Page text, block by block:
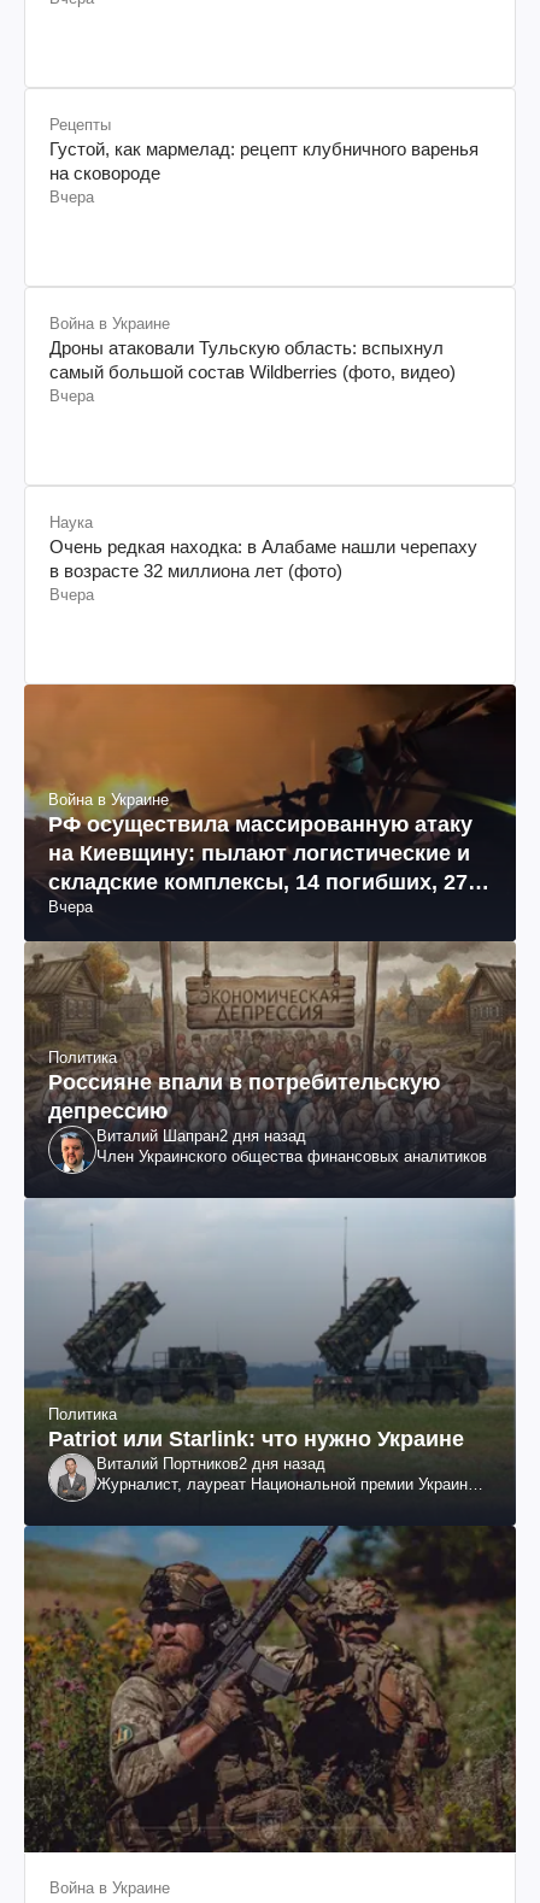
Рецепты
Густой, как мармелад: рецепт клубничного варенья
на сковороде
Вчера
Война в Украине
Дроны атаковали Тульскую область: вспыхнул
самый большой состав Wildberries (фото, видео)
Вчера
Наука
Очень редкая находка: в Алабаме нашли черепаху
в возрасте 32 миллиона лет (фото)
Вчера
Война в Украине
РФ осуществила массированную атаку
на Киевщину: пылают логистические и
складские комплексы, 14 погибших, 27
раненых (фото, видео)
Вчера
Политика
Россияне впали в потребительскую
депрессию
Виталий Шапран2 дня назад
Член Украинского общества финансовых аналитиков
Политика
Patriot или Starlink: что нужно Украине
Виталий Портников2 дня назад
Журналист, лауреат Национальной премии Украины
Война в Украине